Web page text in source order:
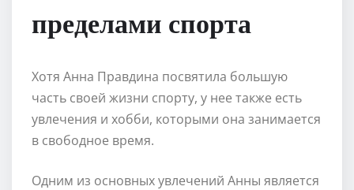
пределами спорта
Хотя Анна Правдина посвятила большую
часть своей жизни спорту, у нее также есть
увлечения и хобби, которыми она занимается
в свободное время.
Одним из основных увлечений Анны является